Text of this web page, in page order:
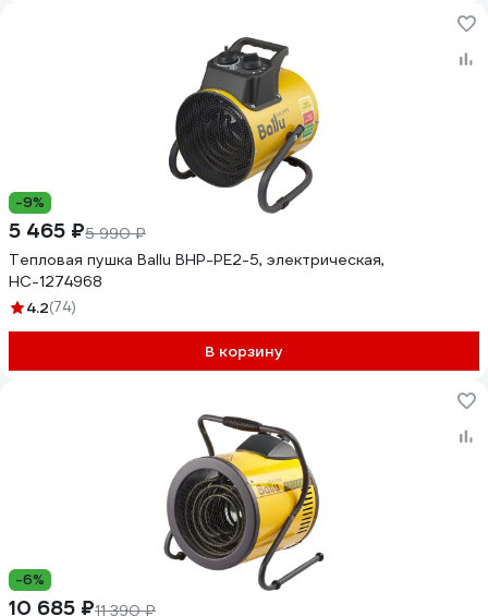
-9%
5 465 ₽5 990 ₽
Тепловая пушка Ballu BHP-PE2-5, электрическая,
НС-1274968
4.2(74)
В корзину
-6%
10 685 ₽11 390 ₽